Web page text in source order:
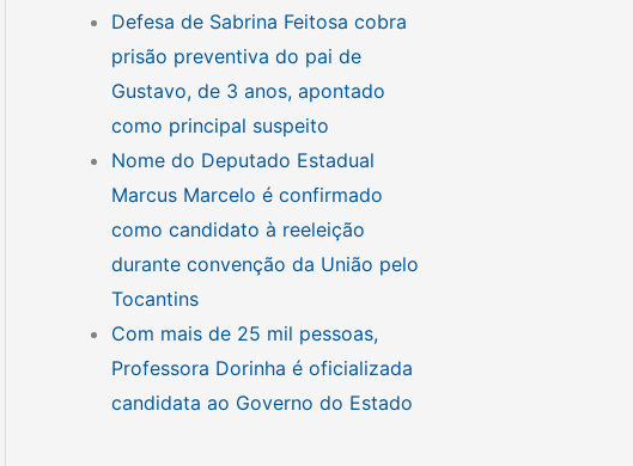
Defesa de Sabrina Feitosa cobra
prisão preventiva do pai de
Gustavo, de 3 anos, apontado
como principal suspeito
Nome do Deputado Estadual
Marcus Marcelo é confirmado
como candidato à reeleição
durante convenção da União pelo
Tocantins
Com mais de 25 mil pessoas,
Professora Dorinha é oficializada
candidata ao Governo do Estado